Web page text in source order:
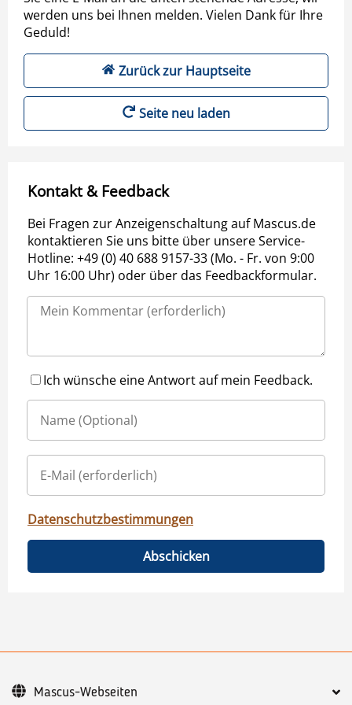
werden uns bei Ihnen melden. Vielen Dank für Ihre
Geduld!
Zurück zur Hauptseite
Seite neu laden
Kontakt & Feedback
Bei Fragen zur Anzeigenschaltung auf Mascus.de
kontaktieren Sie uns bitte über unsere Service-
Hotline: +49 (0) 40 688 9157-33 (Mo. - Fr. von 9:00
Uhr 16:00 Uhr) oder über das Feedbackformular.
Ich wünsche eine Antwort auf mein Feedback.
Datenschutzbestimmungen
Abschicken
Mascus-Webseiten